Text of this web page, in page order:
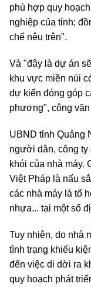
phù hợp quy
nghiệp của tỉnh;
chế nêu trên".
Và "đây là dự án
khu vực miền núi
dự kiến đóng góp
phương", công văn
UBND tỉnh Quảng
người dân, công ty
khói của nhà máy.
Việt Pháp là nấu
các nhà máy là tổ
nhựa... tại một số
Tuy nhiên, do nhà
tình trạng khiếu
đến việc di dời ra
quy hoạch phát